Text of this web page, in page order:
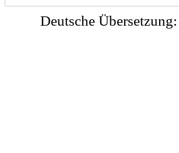
Deutsche Übersetzung: